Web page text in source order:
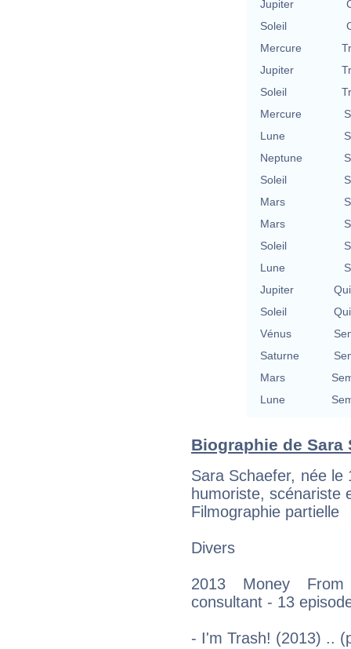
Jupiter
Soleil
Mercure
Jupiter
Soleil
Mercure
Lune
Neptune
Soleil
Mars
Mars
Soleil
Lune
Jupiter
Soleil
Vénus
Saturne
Mars
Lune
Biographie de Sara
Sara Schaefer, née le
humoriste, scénariste
Filmographie partielle
Divers
2013 Money
consultant - 13
- I'm Trash! (2013) ..